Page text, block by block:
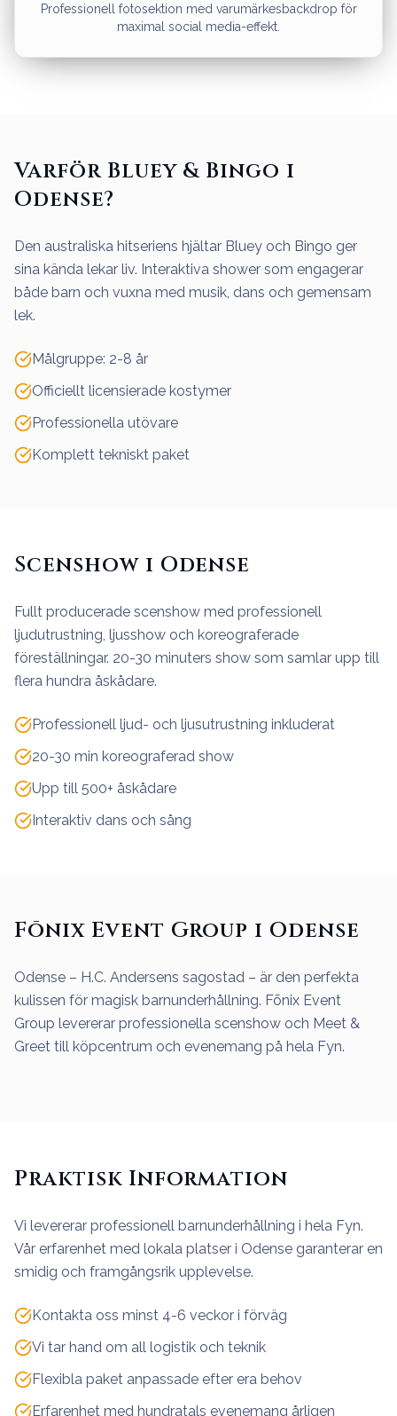
Professionell fotosektion med varumärkesbackdrop för
maximal social media-effekt.
Varför Bluey & Bingo i
Odense?
Den australiska hitseriens hjältar Bluey och Bingo ger
sina kända lekar liv. Interaktiva shower som engagerar
både barn och vuxna med musik, dans och gemensam
lek.
Målgruppe: 2-8 år
Officiellt licensierade kostymer
Professionella utövare
Komplett tekniskt paket
Scenshow i Odense
Fullt producerade scenshow med professionell
ljudutrustning, ljusshow och koreograferade
föreställningar. 20-30 minuters show som samlar upp till
flera hundra åskådare.
Professionell ljud- och ljusutrustning inkluderat
20-30 min koreograferad show
Upp till 500+ åskådare
Interaktiv dans och sång
Fōnix Event Group i Odense
Odense – H.C. Andersens sagostad – är den perfekta
kulissen för magisk barnunderhållning. Fōnix Event
Group levererar professionella scenshow och Meet &
Greet till köpcentrum och evenemang på hela Fyn.
Praktisk Information
Vi levererar professionell barnunderhållning i hela Fyn.
Vår erfarenhet med lokala platser i Odense garanterar en
smidig och framgångsrik upplevelse.
Kontakta oss minst 4-6 veckor i förväg
Vi tar hand om all logistik och teknik
Flexibla paket anpassade efter era behov
Erfarenhet med hundratals evenemang årligen